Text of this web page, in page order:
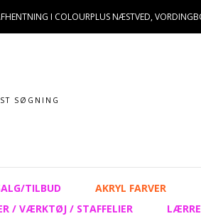
I COLOURPLUS NÆSTVED,
TILBUD AKRYL FARVER
/ VÆRKTØJ / STAFFELIER